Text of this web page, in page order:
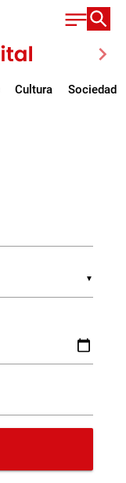
chevron_right
Cultura Sociedad
▼